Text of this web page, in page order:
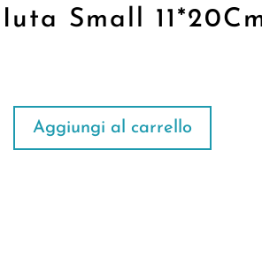
Small
Aggiungi al carrello